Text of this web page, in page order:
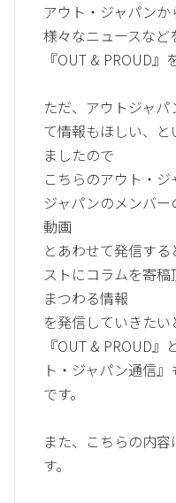
アウト・ジャパン
様々なニュースなど
『OUT & PROUD』
ただ、アウトジャ
て情報もほしい、
ましたので
こちらのアウト・
ジャパンのメンバ
動画
とあわせて発信す
ストにコラムを寄
まつわる情報
を発信していきたい
『OUT & PROUD
ト・ジャパン通信
です。
また、こちらの内
す。